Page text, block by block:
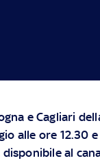
e Cagliari
alle ore 12.30
disponibile al